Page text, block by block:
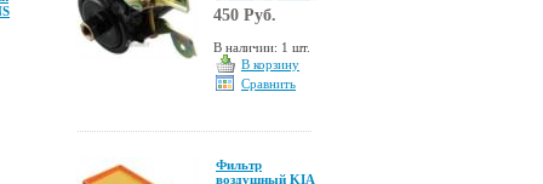
450 Руб.
В наличии: 1 шт.
В корзину
Сравнить
Фильтр
воздушный KIA